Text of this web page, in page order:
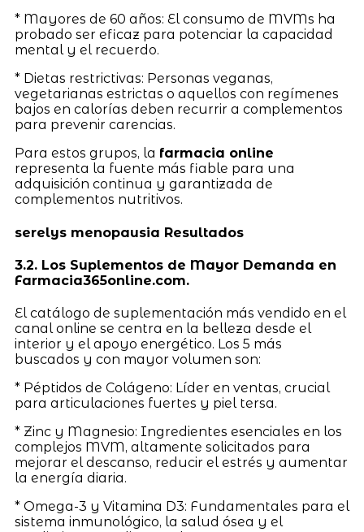
* Mayores de 60 años: El consumo de MVMs ha
probado ser eficaz para potenciar la capacidad
mental y el recuerdo.
* Dietas restrictivas: Personas veganas,
vegetarianas estrictas o aquellos con regímenes
bajos en calorías deben recurrir a complementos
para prevenir carencias.
Para estos grupos, la farmacia online
representa la fuente más fiable para una
adquisición continua y garantizada de
complementos nutritivos.
serelys menopausia Resultados
3.2. Los Suplementos de Mayor Demanda en
Farmacia365online.com.
El catálogo de suplementación más vendido en el
canal online se centra en la belleza desde el
interior y el apoyo energético. Los 5 más
buscados y con mayor volumen son:
* Péptidos de Colágeno: Líder en ventas, crucial
para articulaciones fuertes y piel tersa.
* Zinc y Magnesio: Ingredientes esenciales en los
complejos MVM, altamente solicitados para
mejorar el descanso, reducir el estrés y aumentar
la energía diaria.
* Omega-3 y Vitamina D3: Fundamentales para el
sistema inmunológico, la salud ósea y el